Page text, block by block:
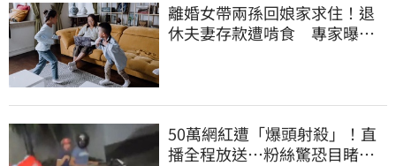
離婚女帶兩孫回娘家求住！退
休夫妻存款遭啃食 專家曝這
50萬網紅遭「爆頭射殺」！直
播全程放送…粉絲驚恐目睹慘